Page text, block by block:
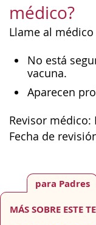
médico?
Llame al médico
No está
vacuna.
Aparecen
Revisor médico:
Fecha de
para Padres
MÁS SOBRE ESTE